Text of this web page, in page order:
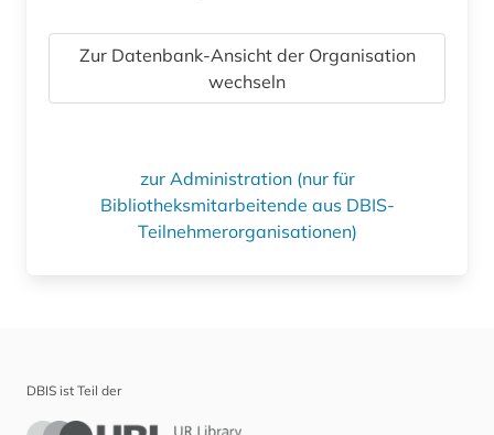
Zur Datenbank-Ansicht der Organisation
wechseln
zur Administration (nur für
Bibliotheksmitarbeitende aus DBIS-
Teilnehmerorganisationen)
DBIS ist Teil der